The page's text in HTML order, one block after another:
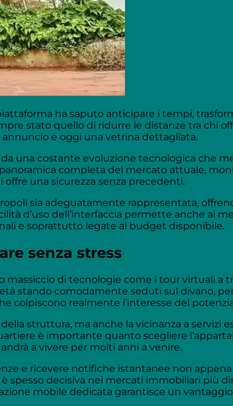
ha saputo anticipare i tempi,
stato quello di ridurre le distanze tra chi
è oggi una vetrina dettagliata.
una costante evoluzione tecnologica che
completa del mercato attuale,
una sicurezza senza precedenti.
sia adeguatamente rappresentata,
d’uso dell’interfaccia permette anche ai
e soprattutto legate al budget disponibile.
senza stress
di tecnologie come i tour virtuali a
stando comodamente seduti sul divano,
colpiscono realmente l’interesse del
struttura, ma anche la vicinanza a servizi
è importante quanto scegliere
a vivere per molti anni a venire.
e ricevere notifiche istantanee non
spesso decisiva nei mercati immobiliari più
mobile dedicata garantisce un